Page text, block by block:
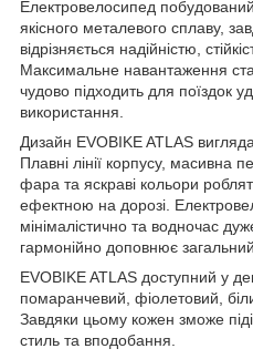
Електровелосипед
якісного металевого сплаву,
відрізняється надійністю,
Максимальне навантаження
чудово підходить для поїздок
використання.
Дизайн EVOBIKE ATLAS
Плавні лінії корпусу, масивна
фара та яскраві кольори
ефектною на дорозі.
мінімалістично та водночас
гармонійно доповнює
EVOBIKE ATLAS доступний у
помаранчевий, фіолетовий,
Завдяки цьому кожен зможе
стиль та вподобання.